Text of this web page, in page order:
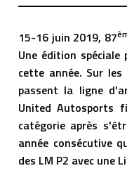
15-16 juin 2019, 87
Une édition spéciale
cette année. Sur les
passent la ligne
United Autosports
catégorie après
année consécutive
des LM P2 avec une